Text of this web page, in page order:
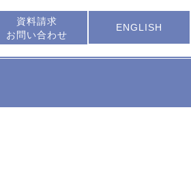
資料請求
お問い合わせ
ENGLISH